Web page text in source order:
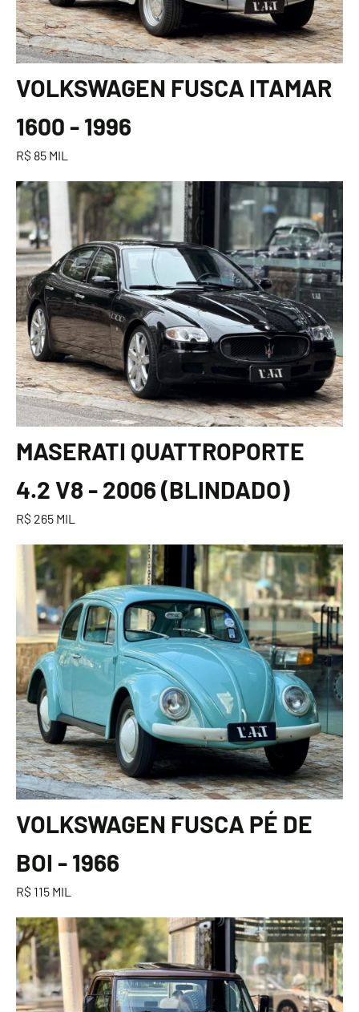
VOLKSWAGEN FUSCA ITAMAR
1600 - 1996
R$ 85 MIL
MASERATI QUATTROPORTE
4.2 V8 - 2006 (BLINDADO)
R$ 265 MIL
VOLKSWAGEN FUSCA PÉ DE
BOI - 1966
R$ 115 MIL